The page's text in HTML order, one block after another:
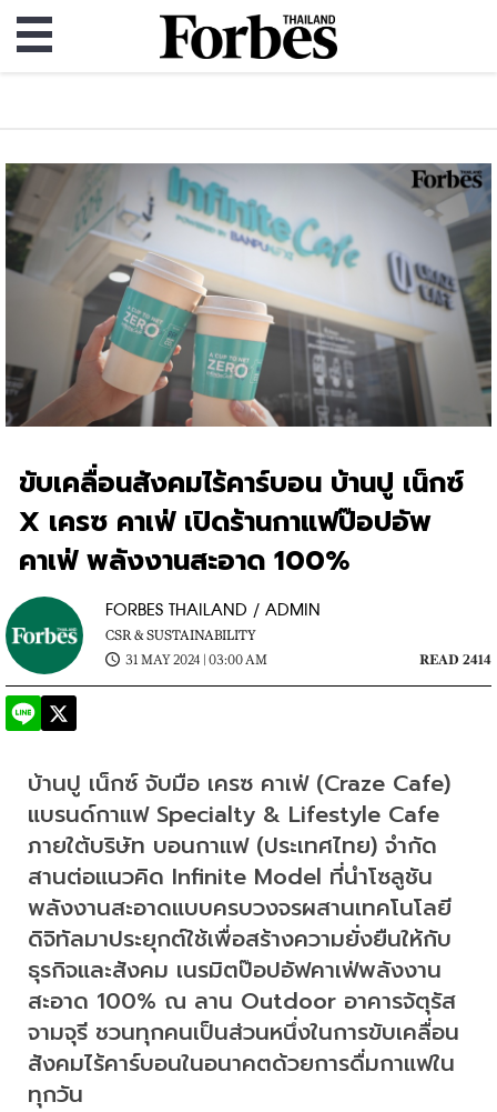
ขับเคลื่อนสังคมไร้คาร์บอน บ้านปู เน็กซ์
X เครซ คาเฟ่ เปิดร้านกาแฟป๊อปอัพ
คาเฟ่ พลังงานสะอาด 100%
FORBES THAILAND / ADMIN
CSR & SUSTAINABILITY
31 MAY 2024 | 03:00 AM
READ 2414
บ้านปู เน็กซ์ จับมือ เครซ คาเฟ่ (Craze Cafe)
แบรนด์กาแฟ Specialty & Lifestyle Cafe
ภายใต้บริษัท บอนกาแฟ (ประเทศไทย) จำกัด
สานต่อแนวคิด Infinite Model ที่นำโซลูชัน
พลังงานสะอาดแบบครบวงจรผสานเทคโนโลยี
ดิจิทัลมาประยุกต์ใช้เพื่อสร้างความยั่งยืนให้กับ
ธุรกิจและสังคม เนรมิตป๊อปอัฟคาเฟ่พลังงาน
สะอาด 100% ณ ลาน Outdoor อาคารจัตุรัส
จามจุรี ชวนทุกคนเป็นส่วนหนึ่งในการขับเคลื่อน
สังคมไร้คาร์บอนในอนาคตด้วยการดื่มกาแฟใน
ทุกวัน